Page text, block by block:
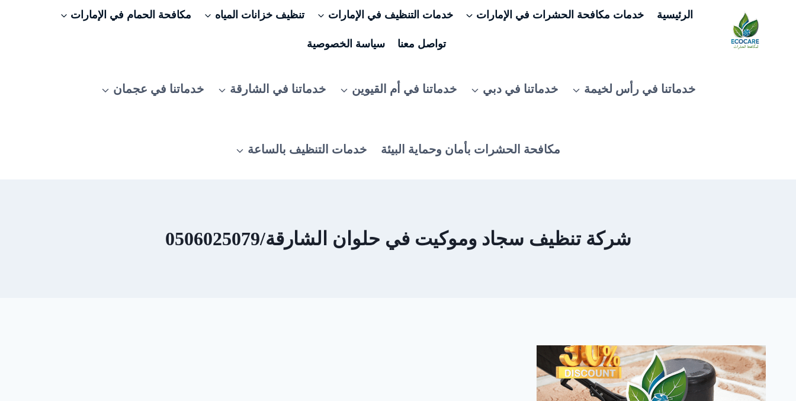
المحتوى
الرئيسية خدمات مكافحة الحشرات في الإمارات خدمات التنظيف في الإمارات تنظيف خزانات المياه مكافحة الحمام في الإمارات
تواصل معنا سياسة الخصوصية
خدماتنا في رأس لخيمة خدماتنا في دبي خدماتنا في أم القيوين خدماتنا في الشارقة خدماتنا في عجمان
مكافحة الحشرات بأمان وحماية البيئة خدمات التنظيف بالساعة
شركة تنظيف سجاد وموكيت في حلوان الشارقة/0506025079